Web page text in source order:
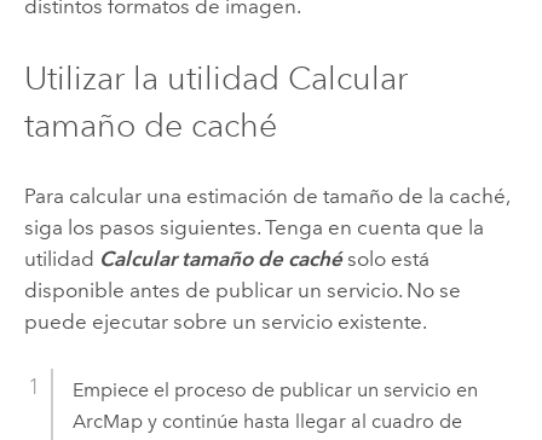
distintos formatos de imagen.
Utilizar la utilidad Calcular
tamaño de caché
Para calcular una estimación de tamaño de la caché,
siga los pasos siguientes. Tenga en cuenta que la
utilidad Calcular tamaño de cachésolo está
disponible antes de publicar un servicio. No se
puede ejecutar sobre un servicio existente.
Empiece el proceso de publicar un servicio en
ArcMap y continúe hasta llegar al cuadro de